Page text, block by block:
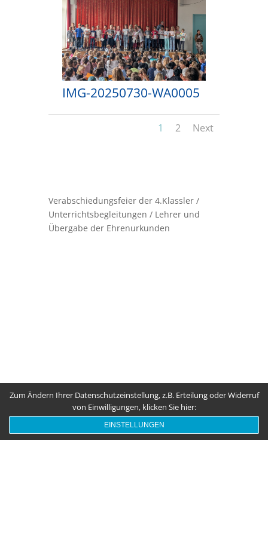
IMG-20250730-WA0005
1 2 Next
Verabschiedungsfeier der 4.Klassler /
Unterrichtsbegleitungen / Lehrer und
Übergabe der Ehrenurkunden
Zum Ändern Ihrer Datenschutzeinstellung, z.B. Erteilung oder Widerruf
von Einwilligungen, klicken Sie hier:
EINSTELLUNGEN